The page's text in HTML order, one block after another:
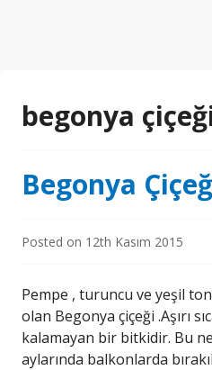
begonya
Begonya
Posted on 12th Kasım 2015
Pempe , turuncu ve yeşil
olan Begonya çiçeği .Aşırı
kalamayan bir bitkidir. Bu
aylarında balkonlarda